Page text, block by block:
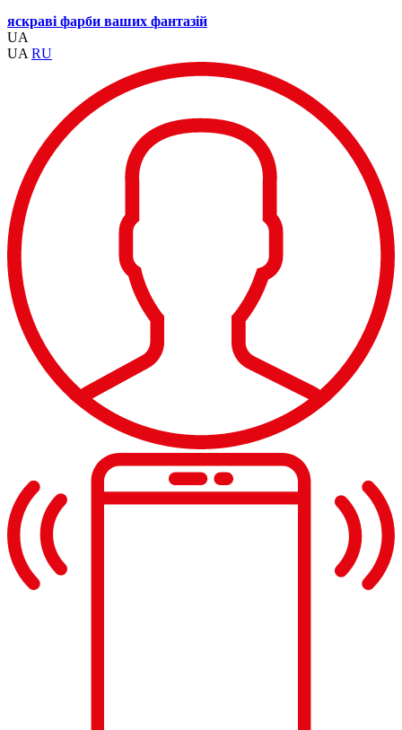
яскраві фарби ваших фантазій
UA
UA RU